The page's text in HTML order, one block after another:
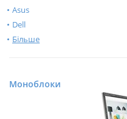
Asus
Dell
Більше
Моноблоки